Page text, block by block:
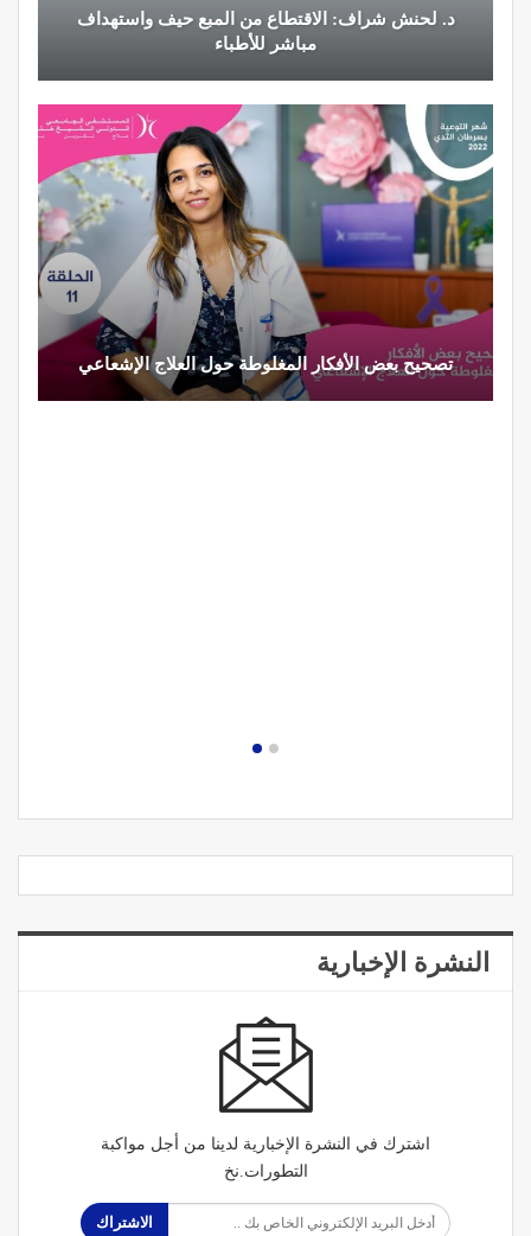
د. لحنش شراف: الاقتطاع من المبع حيف واستهداف
مباشر للأطباء
تصحيح بعض الأفكار المغلوطة حول العلاج الإشعاعي
النشرة الإخبارية
اشترك في النشرة الإخبارية لدينا من أجل مواكبة
التطورات.نخ
الاشتراك